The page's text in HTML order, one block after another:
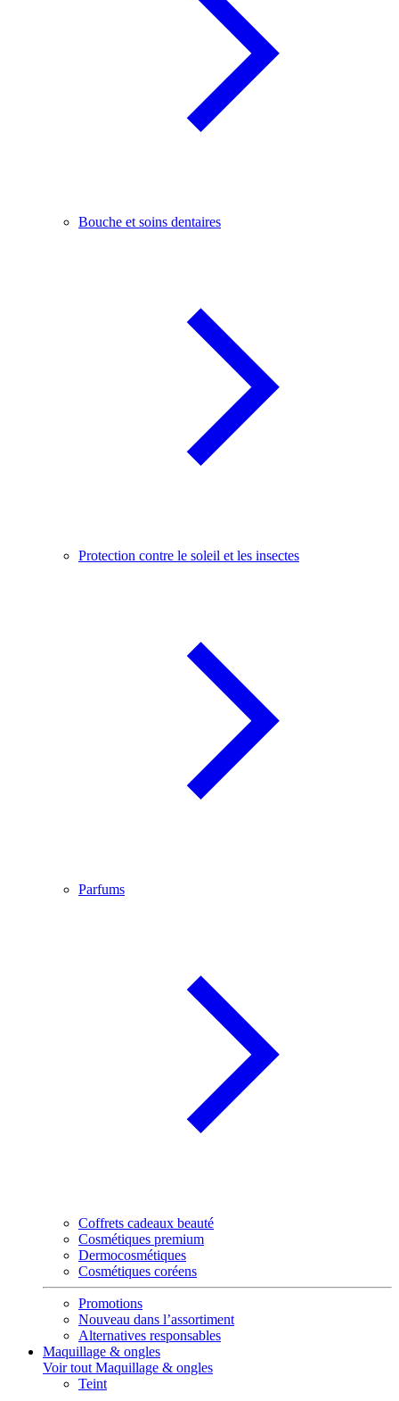
Bouche et soins dentaires
Protection contre le soleil et les insectes
Parfums
Coffrets cadeaux beauté
Cosmétiques premium
Dermocosmétiques
Cosmétiques coréens
Promotions
Nouveau dans l’assortiment
Alternatives responsables
Maquillage & ongles
Voir tout Maquillage & ongles
Teint